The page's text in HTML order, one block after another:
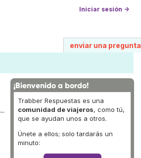
Iniciar sesión →
enviar una pregunta
¡Bienvenido a bordo!
Trabber Respuestas es una
comunidad de viajeros, como tú,
que se ayudan unos a otros.
Únete a ellos; solo tardarás un
minuto: